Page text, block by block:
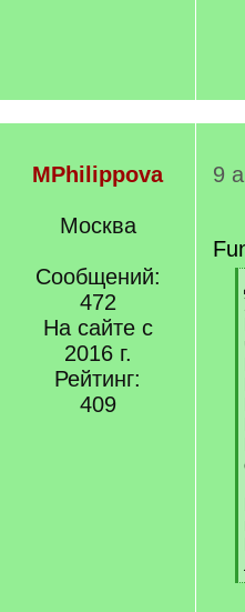
MPhilippova
Москва
Сообщений:
472
На сайте с
2016 г.
Рейтинг:
409
9